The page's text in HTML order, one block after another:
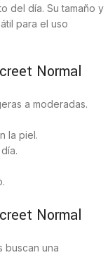
del día. Su tamaño y
para el uso
Normal
a moderadas.
la piel.
Normal
buscan una